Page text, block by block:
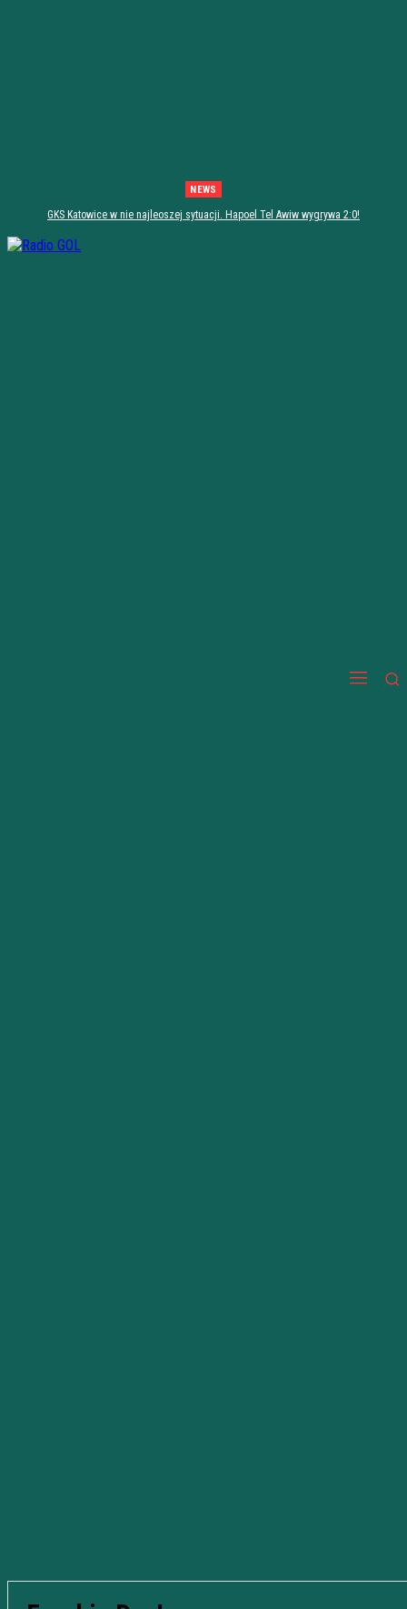
NEWS
GKS Katowice w nie najleoszej sytuacji. Hapoel Tel Awiw wygrywa 2:0!